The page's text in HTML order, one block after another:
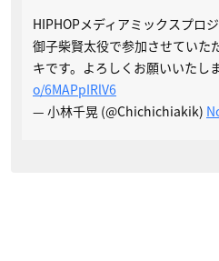
HIPHOPメディアミックスプロ
御子柴賢太役で参加させていた
キです。よろしくお願いいたし
o/6MAPpIRlV6
— 小林千晃 (@Chichichiakik)